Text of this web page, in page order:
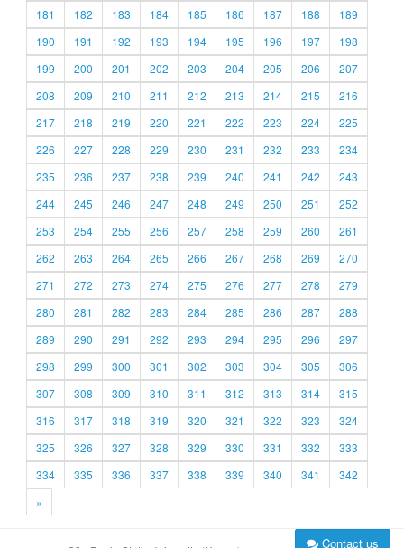
181
182 183 184 185 186 187 188
189
190
191 192 193 194 195 196 197
198
199
200 201 202 203 204 205 206
207
208
209 210 211 212 213 214 215
216
217
218 219 220 221 222 223 224
225
226
227 228 229 230 231 232 233
234
235
236 237 238 239 240 241 242
243
244
245 246 247 248 249 250 251
252
253
254 255 256 257 258 259 260
261
262
263 264 265 266 267 268 269
270
271
272 273 274 275 276 277 278
279
280
281 282 283 284 285 286 287
288
289
290 291 292 293 294 295 296
297
298
299 300 301 302 303 304 305
306
307
308 309 310 311 312 313 314
315
316
317 318 319 320 321 322 323
324
325
326 327 328 329 330 331 332
333
334
335 336 337 338 339 340 341
342
»
Contact us